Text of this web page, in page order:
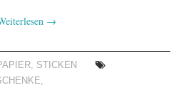
→
,
STICKEN